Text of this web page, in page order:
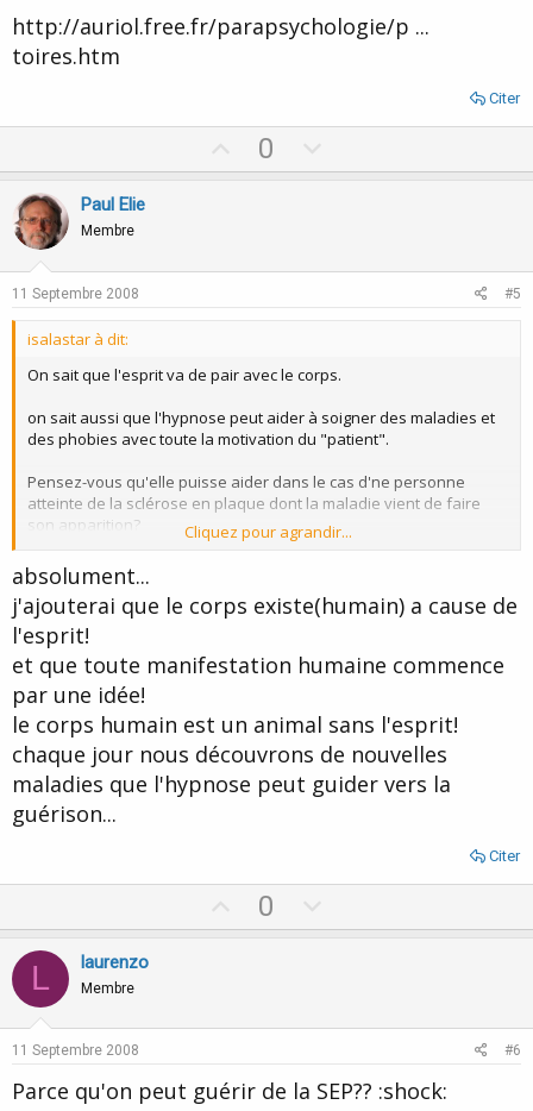
http://auriol.free.fr/parapsychologie/p ...
toires.htm
Citer
p
0
o
Paul Elie
Membre
11 Septembre 2008 #5
isalastar à dit:
On sait que l'esprit va de pair avec le corps.
on sait aussi que l'hypnose peut aider à soigner des maladies et
des phobies avec toute la motivation du "patient".
Pensez-vous qu'elle puisse aider dans le cas d'ne personne
atteinte de la sclérose en plaque dont la maladie vient de faire
son apparition?
Merci de vos commentaires et suggestions.
Cliquez pour agrandir...
absolument...
j'ajouterai que le corps existe(humain) a cause de
l'esprit!
et que toute manifestation humaine commence
par une idée!
le corps humain est un animal sans l'esprit!
chaque jour nous découvrons de nouvelles
maladies que l'hypnose peut guider vers la
guérison...
Citer
p
t
0
o
v
t
L laurenzo
Membre
11 Septembre 2008 #6
Parce qu'on peut guérir de la SEP?? :shock: